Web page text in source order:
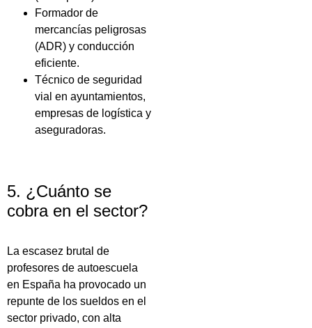
Formador de
mercancías peligrosas
(ADR) y conducción
eficiente.
Técnico de seguridad
vial en ayuntamientos,
empresas de logística y
aseguradoras.
5. ¿Cuánto se
cobra en el sector?
La escasez brutal de
profesores de autoescuela
en España ha provocado un
repunte de los sueldos en el
sector privado, con alta